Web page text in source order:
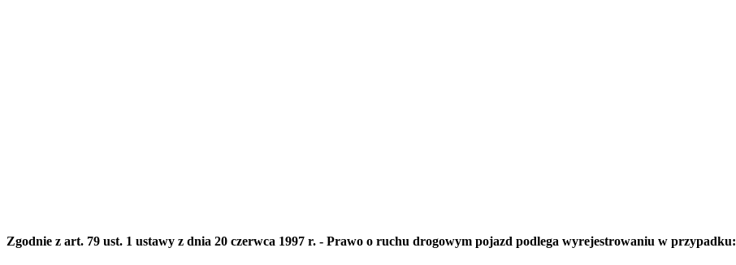
Zgodnie z art. 79 ust. 1 ustawy z dnia 20 czerwca 1997 r. - Prawo o ruchu drogowym pojazd podlega wyrejestrowaniu w przypadku: